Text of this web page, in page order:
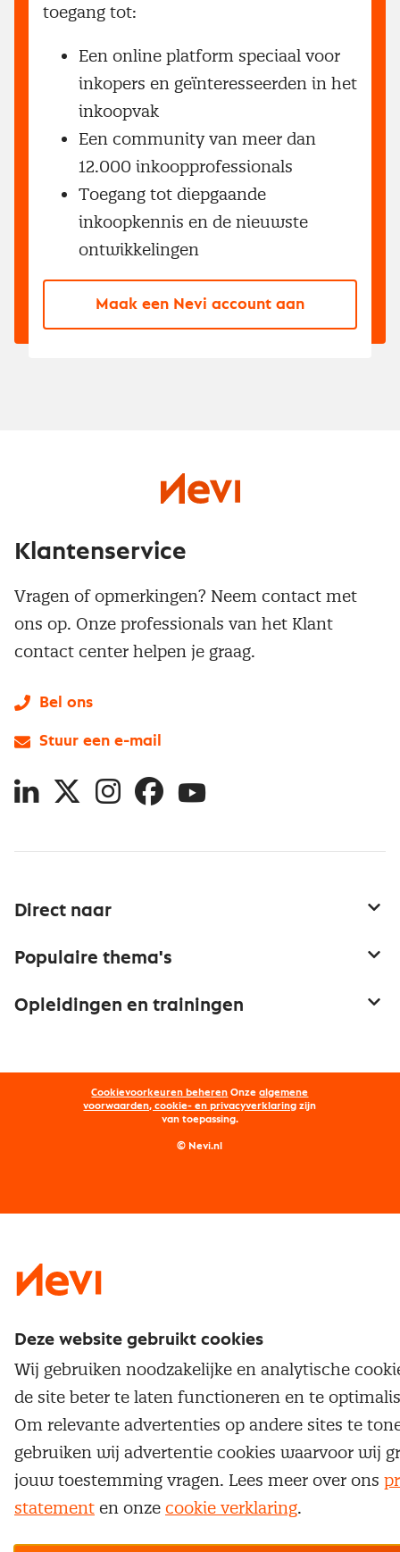
toegang tot:
Een online platform speciaal voor
inkopers en geïnteresseerden in het
inkoopvak
Een community van meer dan
12.000 inkoopprofessionals
Toegang tot diepgaande
inkoopkennis en de nieuwste
ontwikkelingen
Maak een Nevi account aan
Direct naar
Netwerk en communities
Word lid van Nevi
Nevi PMI®
Populaire thema's
Onderhandelen
Opleidingen en trainingen
Opleidingen
Maatwerk
Nevi 2
Klantenservice
Vragen of opmerkingen? Neem contact met
ons op. Onze professionals van het Klant
contact center helpen je graag.
Bel ons
Stuur een e-mail
LinkedIn
X InstagramFacebookYouTube
Cookievoorkeuren beheren Onzealgemene
voorwaarden, cookie- en privacyverklaring zijn
van toepassing.
© Nevi.nl
Deze website gebruikt cookies
Wij gebruiken noodzakelijke en analytische
de site beter te laten functioneren en te
Om relevante advertenties op andere sites te
gebruiken wij advertentie cookies waarvoor wij
jouw toestemming vragen. Lees meer over ons
statement en onze cookie verklaring.